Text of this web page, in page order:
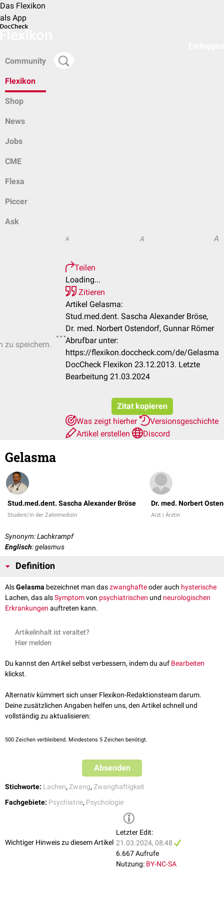
Das Flexikon
als App
Community
Flexikon
Shop
News
Jobs
CME
Flexa
Piccer
Ask
zu speichern.
A A A
Teilen
Loading...
Zitieren
Artikel Gelasma:
Stud.med.dent. Sascha Alexander Bröse,
Dr. med. Norbert Ostendorf, Gunnar Römer
Abrufbar unter:
https://flexikon.doccheck.com/de/Gelasma
DocCheck Flexikon 23.12.2013. Letzte
Bearbeitung 21.03.2024
Zitat kopieren
Was zeigt hierher
Versionsgeschichte
Artikel erstellen
Discord
Gelasma
Stud.med.dent. Sascha Alexander Bröse
Student/in der Zahnmedizin
Dr. med. Norbert
Arzt | Ärztin
Synonym: Lachkrampf
Englisch: gelasmus
Definition
AlsGelasma bezeichnet man daszwanghafteoder auch hysterische
Lachen, das alsSymptomvon psychiatrischen und neurologischen
Erkrankungen auftreten kann.
Artikelinhalt ist veraltet?
Hier melden
Du kannst den Artikel selbst verbessern, indem du auf Bearbeiten
klickst.
Alternativ kümmert sich unser Flexikon-Redaktionsteam darum.
Deine zusätzlichen Angaben helfen uns, den Artikel schnell und
vollständig zu aktualisieren:
500 Zeichen verbleibend. Mindestens 5 Zeichen benötigt.
Absenden
Stichworte: Lachen, Zwang, Zwanghaftigkeit
Fachgebiete: Psychiatrie, Psychologie
Wichtiger Hinweis zu diesem Artikel
Letzter Edit:
21.03.2024, 08:48
6.667 Aufrufe
Nutzung: BY-NC-SA